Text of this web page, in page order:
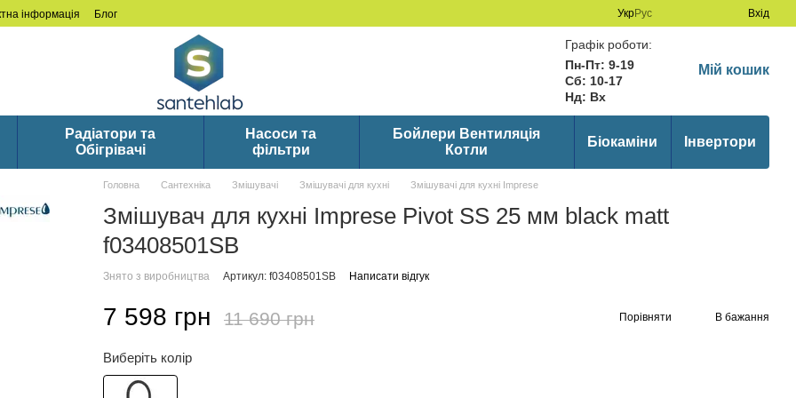
інформація Блог УкрРус Вхід
Графік роботи:
Пн-Пт: 9-19
Сб: 10-17
Нд: Вх
Мій кошик
Радіатори та
Обігрівачі
Насоси та
фільтри
Бойлери Вентиляція
Котли
Біокаміни Інвертори
Головна Сантехніка Змішувачі Змішувачі для кухні Змішувачі для кухні Imprese
Змішувач для кухні Imprese Pivot SS 25 мм black matt
f03408501SB
Знято з виробництва Артикул: f03408501SB Написати відгук
7 598 грн 11 690 грн Порівняти В бажання
Виберіть колір